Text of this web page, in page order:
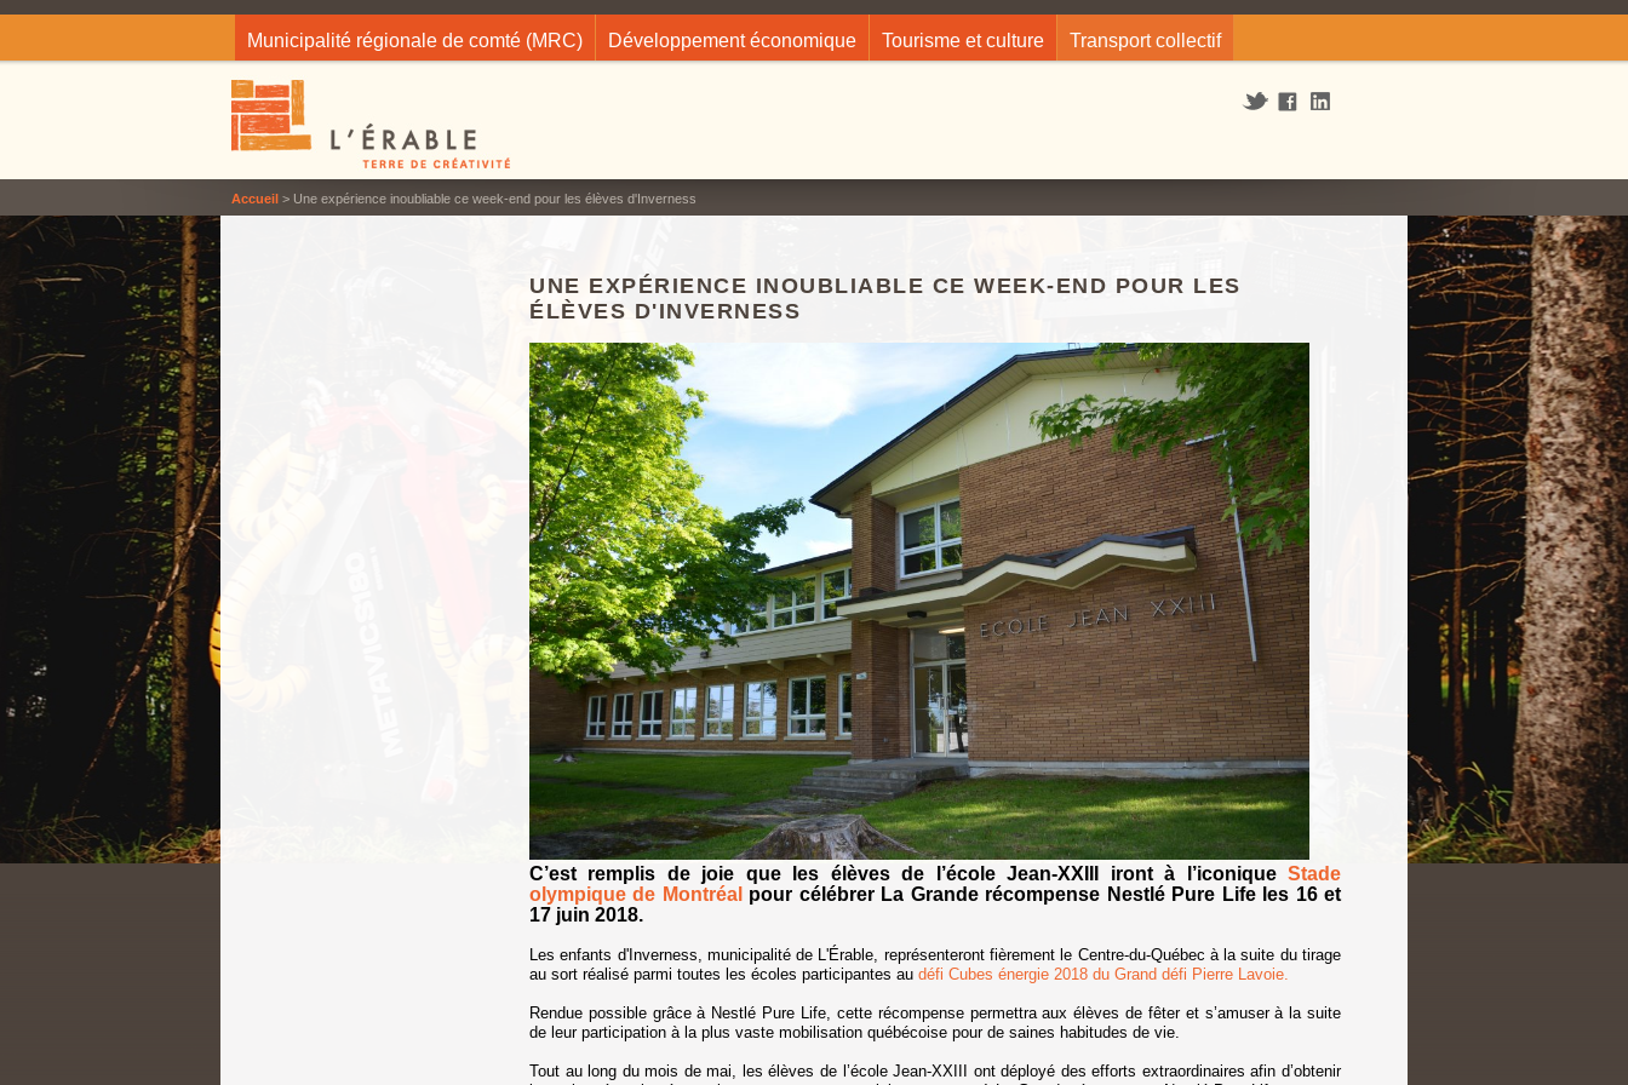
Municipalité régionale de comté (MRC) Développement économique Tourisme et culture Transport collectif
Accueil> Une expérience inoubliable ce week-end pour les élèves d'Inverness
UNE EXPÉRIENCE INOUBLIABLE CE WEEK-END POUR LES
ÉLÈVES D'INVERNESS
C’est remplis de joie que les élèves de l’école Jean-XXIII iront à l’iconique Stade
olympique de Montréal pour célébrer La Grande récompense Nestlé Pure Life les 16 et
17 juin 2018.
Les enfants d'Inverness, municipalité de L'Érable, représenteront fièrement le Centre-du-Québec à la suite du tirage
au sort réalisé parmi toutes les écoles participantes au défi Cubes énergie 2018 du Grand défi Pierre Lavoie.
Rendue possible grâce à Nestlé Pure Life, cette récompense permettra aux élèves de fêter et s’amuser à la suite
de leur participation à la plus vaste mobilisation québécoise pour de saines habitudes de vie.
Tout au long du mois de mai, les élèves de l’école Jean-XXIII ont déployé des efforts extraordinaires afin d’obtenir